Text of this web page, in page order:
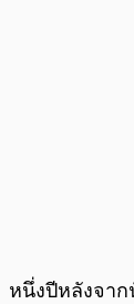
หนึ่งปีหลังจาก